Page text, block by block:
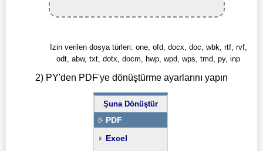
İzin verilen dosya türleri: one, ofd, docx, doc, wbk, rtf, rvf,
odt, abw, txt, dotx, docm, hwp, wpd, wps, tmd, py, inp
2) PY'den PDF'ye dönüştürme ayarlarını yapın
Şuna Dönüştür
PDF
Excel